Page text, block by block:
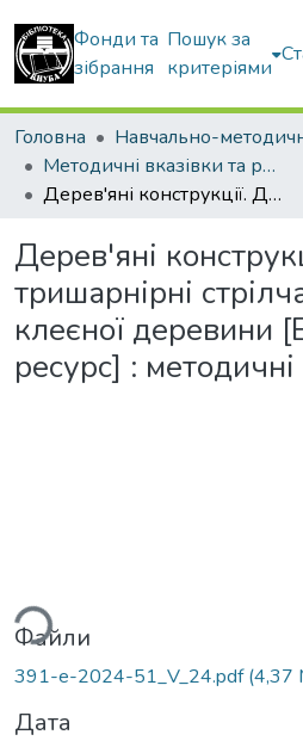
Фонди та
зібрання
Пошук за
критеріями
Головна
Методичні вказівки та рекомендації
Дерев'яні конструкції. Дерев'яні тришарнірні стрілчасті арки з клеєної деревини [Електронний ресурс] : методичні вказівки
Дерев'яні
тришарнірні
клеєної деревини
ресурс] : методичні
Файли
391-е-2024-51_V_24.pdf(4,37
Дата